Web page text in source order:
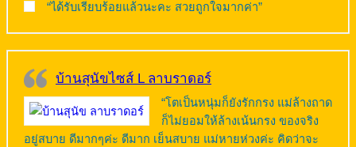
“ได้รับเรียบร้อยแล้วนะคะ สวยถูกใจมากค่า”
บ้านสุนัขไซส์ L ลาบราดอร์
“โตเป็นหนุ่มก็ยังรักกรง แม่ล้างถาด
ก็ไม่ยอมให้ล้างเน้นกรง ของจริง
อยู่สบาย ดีมากๆค่ะ ดีมาก เย็นสบาย แม่หายห่วงค่ะ คิดว่าจะ